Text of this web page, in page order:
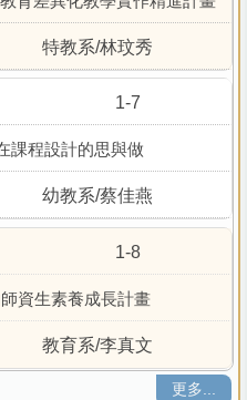
特教系/林玟秀
1-7
課程設計的思與做
幼教系/蔡佳燕
1-8
資生素養成長計畫
教育系/李真文
更多...